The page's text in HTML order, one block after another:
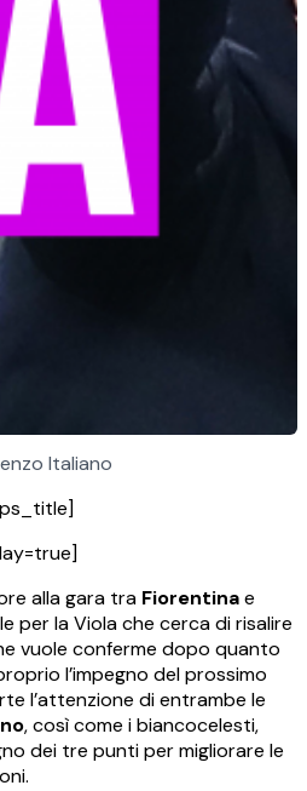
Italiano
alla gara tra Fiorentinae
per la Viola che cerca di risalire
vuole conferme dopo quanto
l’impegno del prossimo
l’attenzione di entrambe le
, così come i biancocelesti,
dei tre punti per migliorare le